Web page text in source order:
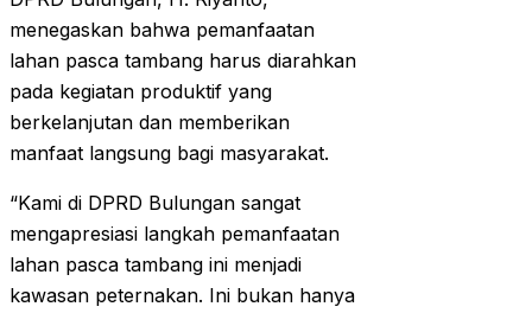
menegaskan bahwa pemanfaatan
lahan pasca tambang harus diarahkan
pada kegiatan produktif yang
berkelanjutan dan memberikan
manfaat langsung bagi masyarakat.
“Kami di DPRD Bulungan sangat
mengapresiasi langkah pemanfaatan
lahan pasca tambang ini menjadi
kawasan peternakan. Ini bukan hanya